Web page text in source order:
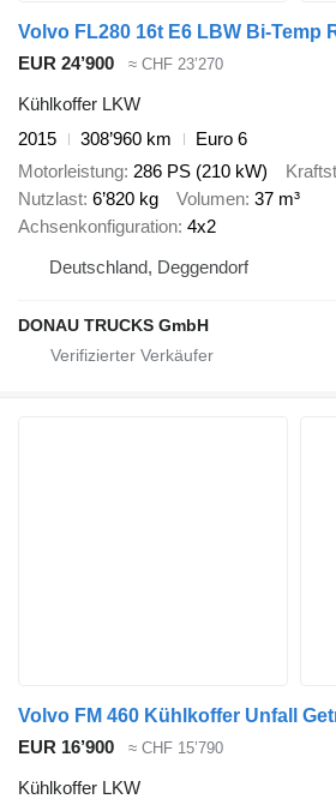
EUR 24’900 ≈ CHF 23’270
Kühlkoffer LKW
2015
308’960 km
Euro 6
Motorleistung 286 PS (210 kW)
Nutzlast 6’820 kg Volumen 37 m³
Achsenkonfiguration 4x2
Deutschland, Deggendorf
DONAU TRUCKS GmbH
Volvo FM 460 Kühlkoffer Unfall
EUR 16’900
≈ CHF 15’790
Kühlkoffer LKW